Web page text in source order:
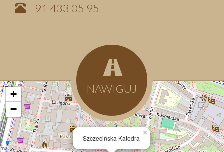
91 433 05 95
NAWIGUJ
Szczecińska Katedra
×
+
−